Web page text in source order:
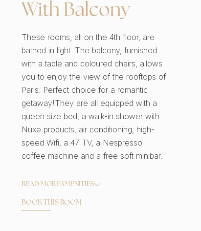
With Balcony
These rooms, all on the 4th floor, are
bathed in light. The balcony, furnished
with a table and coloured chairs, allows
you to enjoy the view of the rooftops of
Paris. Perfect choice for a romantic
getaway!They are all equipped with a
queen size bed, a walk-in shower with
Nuxe products, air conditioning, high-
speed Wifi, a 47 TV, a Nespresso
coffee machine and a free soft minibar.
READ MOREAMENITIES
BOOK THIS ROOM